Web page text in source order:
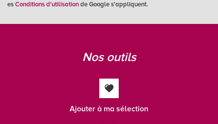
Propriétaires (vs. locataires)
Taxe habitation
10,78 %
Habitants de moins de 25 ans
Habitants de plus de 55 ans
Nombre d'enfants par famille
esConditions d'utilisationde Google s'appliquent.
nos outils
Ajouter à ma sélection